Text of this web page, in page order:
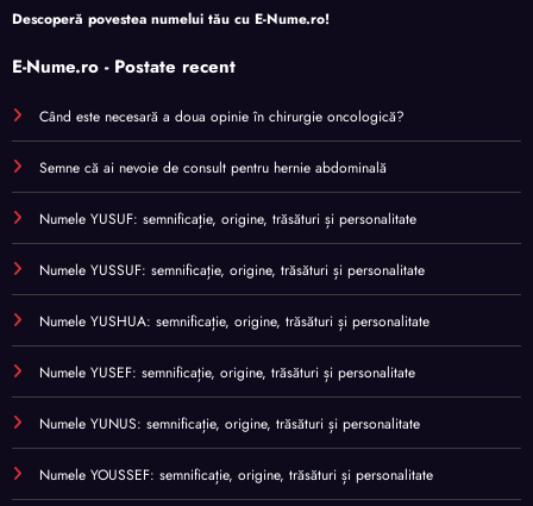
Descoperă povestea numelui tău cu E-Nume.ro!
E-Nume.ro - Postate recent
Când este necesară a doua opinie în chirurgie oncologică?
Semne că ai nevoie de consult pentru hernie abdominală
Numele YUSUF: semnificație, origine, trăsături și personalitate
Numele YUSSUF: semnificație, origine, trăsături și personalitate
Numele YUSHUA: semnificație, origine, trăsături și personalitate
Numele YUSEF: semnificație, origine, trăsături și personalitate
Numele YUNUS: semnificație, origine, trăsături și personalitate
Numele YOUSSEF: semnificație, origine, trăsături și personalitate